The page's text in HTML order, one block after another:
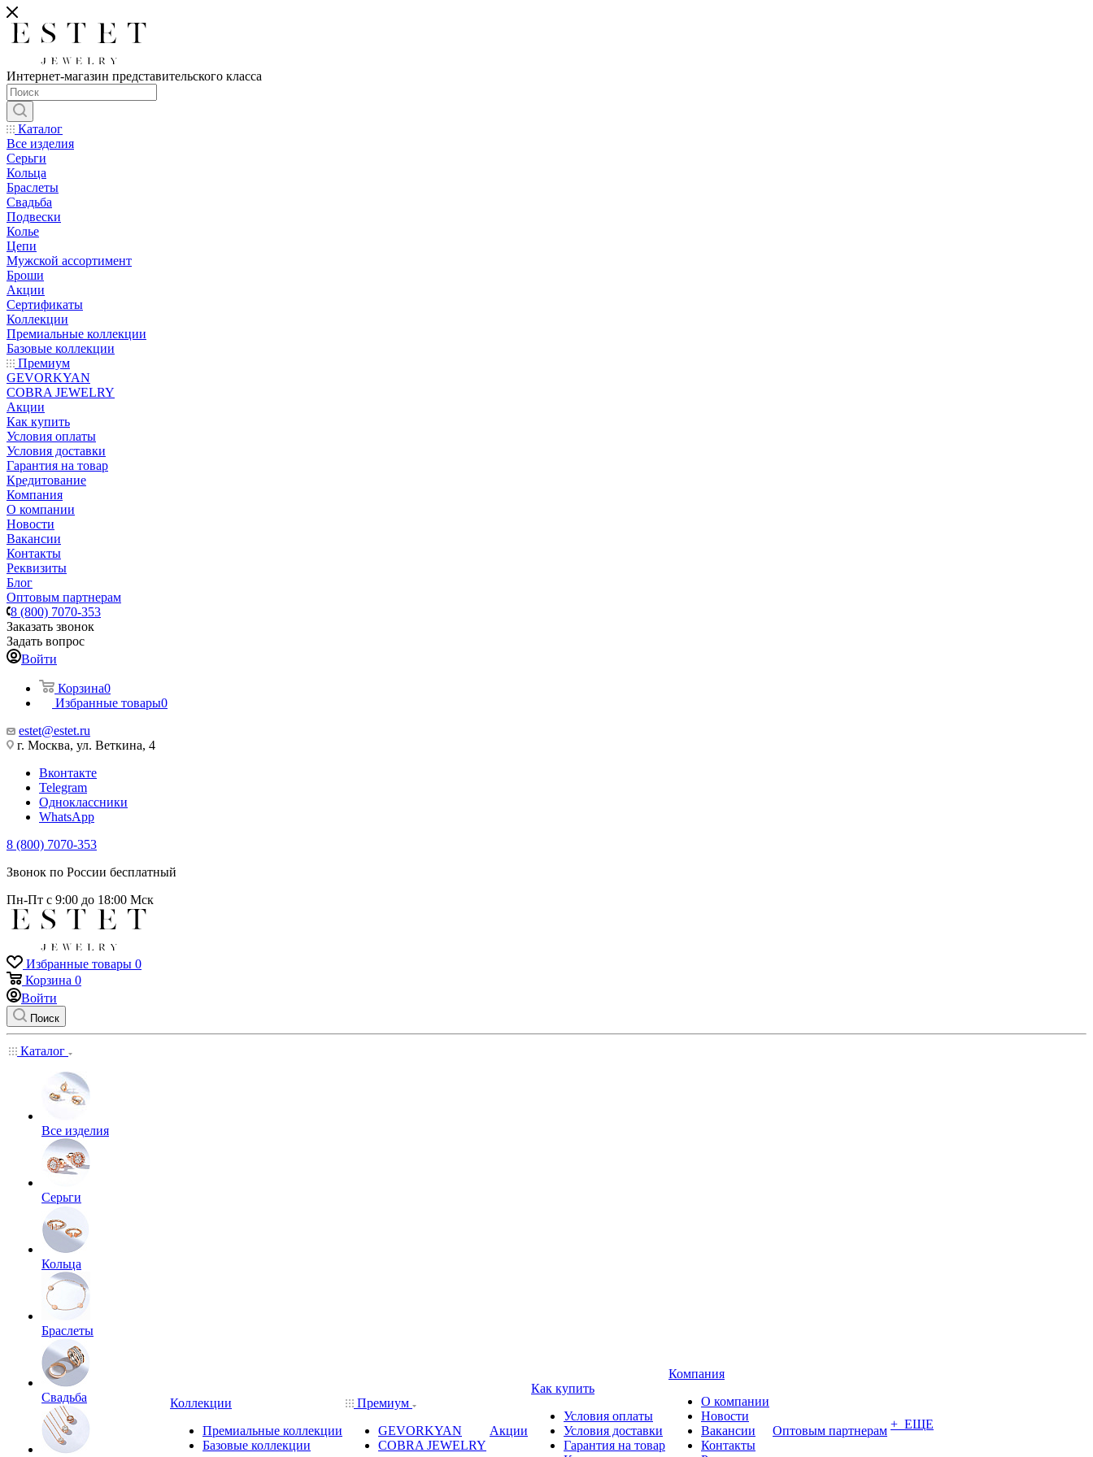
Интернет-магазин представительского класса
Каталог
Все изделия
Серьги
Кольца
Браслеты
Свадьба
Подвески
Колье
Цепи
Мужской ассортимент
Броши
Акции
Сертификаты
Коллекции
Премиальные коллекции
Базовые коллекции
Премиум
GEVORKYAN
COBRA JEWELRY
Акции
Как купить
Условия оплаты
Условия доставки
Гарантия на товар
Кредитование
Компания
О компании
Новости
Вакансии
Контакты
Реквизиты
Блог
Оптовым партнерам
8 (800) 7070-353
Заказать звонок
Задать вопрос
Войти
Корзина0
Избранные товары0
estet@estet.ru
г. Москва, ул. Веткина, 4
Вконтакте
Telegram
Одноклассники
WhatsApp
8 (800) 7070-353
Звонок по России бесплатный
Пн-Пт с 9:00 до 18:00 Мск
Избранные товары 0
Корзина 0
Войти
Поиск
Каталог
Все изделия
Серьги
Кольца
Браслеты
Свадьба
Коллекции
Премиальные коллекции
Базовые коллекции
Премиум
GEVORKYAN
COBRA JEWELRY
Акции
Как купить
Условия оплаты
Условия доставки
Гарантия на товар
Компания
О компании
Новости
Вакансии
Контакты
Оптовым партнерам + ЕЩЕ